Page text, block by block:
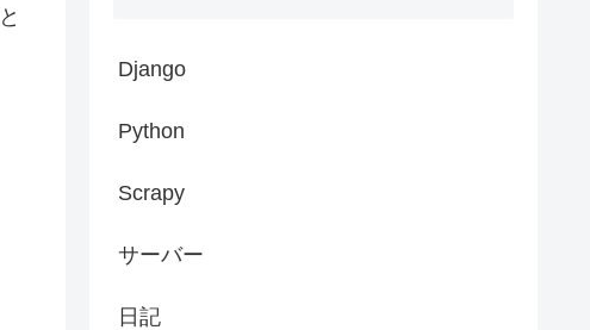
と
Django
Python
Scrapy
サーバー
日記